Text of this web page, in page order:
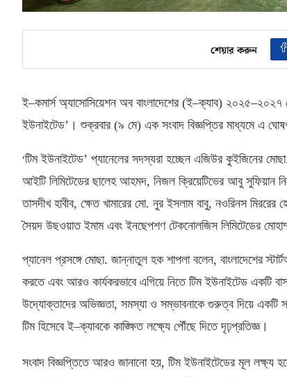
শেয়ার করুন
ই–কমার্স অ্যাসোসিয়েশন অব বাংলাদেশের (ই–ক্যাব) ২০২৫–২০২৭
ইউনাইটেড’। শুক্রবার (৯ মে) এক সংবাদ বিজ্ঞপ্তির মাধ্যমে এ
‘টিম ইউনাইটেড’ প্যানেলের সদস্যরা হচ্ছেন এজিউর কুইজিনের মোছা
আইটি লিমিটেডের ছালেহ আহমদ, নিজল ক্রিয়েটিভের আবু সুফিয়ান
তাসদীখ হাবীব, ক্ষেত খামারের মো. নুর ইসলাম বাবু, নওরিনস মিররের
সৈয়দ উছ‌ওয়াত ইমাম এবং ইনছেপশণ টেকনোলজিস লিমিটেডের
প্যানেল প্রসঙ্গে মোছা. জান্নাতুল হক শাপলা বলেন, বাংলাদেশের
করতে এবং আরও কার্যকরভাবে এগিয়ে নিতে টিম ইউনাইটেড একটি
উদ্যোক্তাদের অভিজ্ঞতা, সমস্যা ও সম্ভাবনাকে গুরুত্ব দিয়ে একটি
টিম হিসেবে ই–ক্যাবকে কাঙ্ক্ষিত লক্ষ্যে পৌঁছে দিতে দৃঢ়প্রতিজ্ঞ।
সংবাদ বিজ্ঞপ্তিতে আরও জানানো হয়, টিম ইউনাইটেডের মূল লক্ষ্য